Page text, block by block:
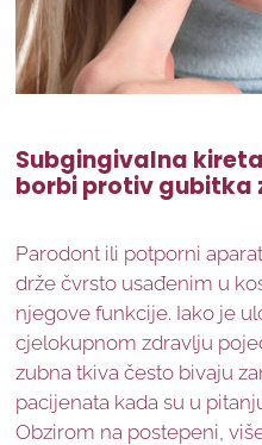
Subgingivalna
borbi protiv gubitka
Parodont ili potporni
drže čvrsto usađenim u
njegove funkcije. Iako je
cjelokupnom zdravlju
zubna tkiva često bivaju
pacijenata kada su u
Obzirom na postepeni,